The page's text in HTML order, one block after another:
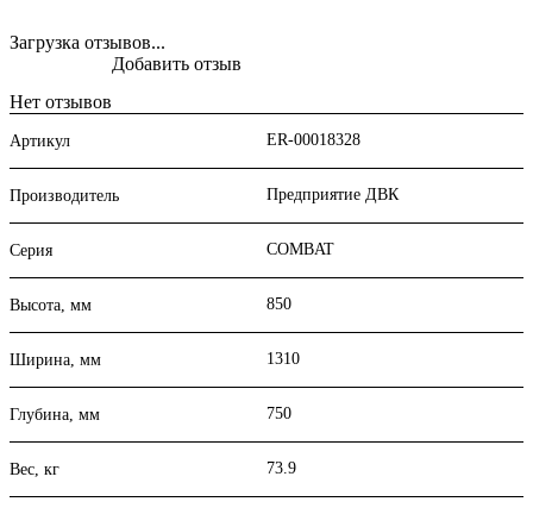
Загрузка отзывов...
Нет отзывов
Добавить отзыв
Артикул ER-00018328
Производитель Предприятие ДВК
Серия COMBAT
Высота, мм 850
Ширина, мм 1310
Глубина, мм 750
Вес, кг 73.9